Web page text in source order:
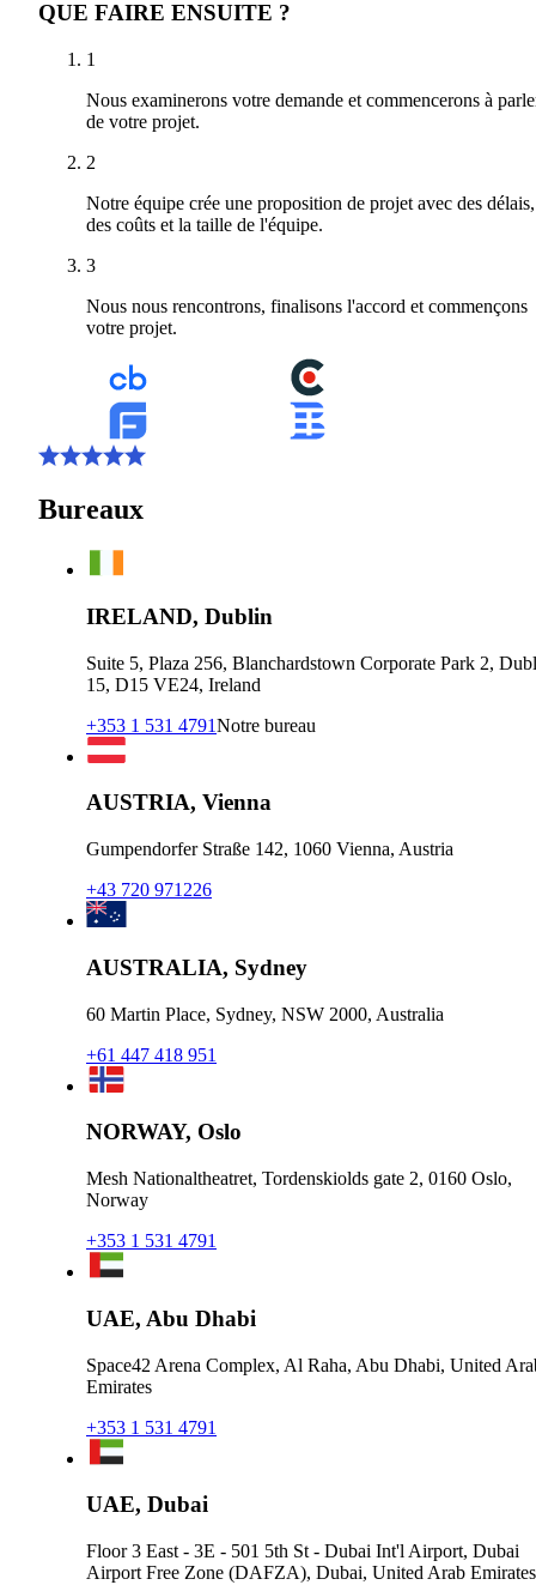
QUE FAIRE ENSUITE ?
1
Nous examinerons votre demande et commencerons à
de votre projet.
2
Notre équipe crée une proposition de projet avec des délais,
des coûts et la taille de l'équipe.
3
Nous nous rencontrons, finalisons l'accord et commençons
votre projet.
Bureaux
IRELAND, Dublin
Suite 5, Plaza 256, Blanchardstown Corporate Park 2,
15, D15 VE24, Ireland
+353 1 531 4791Notre bureau
AUSTRIA, Vienna
Gumpendorfer Straße 142, 1060 Vienna, Austria
+43 720 971226
AUSTRALIA, Sydney
60 Martin Place, Sydney, NSW 2000, Australia
+61 447 418 951
NORWAY, Oslo
Mesh Nationaltheatret, Tordenskiolds gate 2, 0160 Oslo,
Norway
+353 1 531 4791
UAE, Abu Dhabi
Space42 Arena Complex, Al Raha, Abu Dhabi, United
Emirates
+353 1 531 4791
UAE, Dubai
Floor 3 East - 3E - 501 5th St - Dubai Int'l Airport, Dubai
Airport Free Zone (DAFZA), Dubai, United Arab Emirates